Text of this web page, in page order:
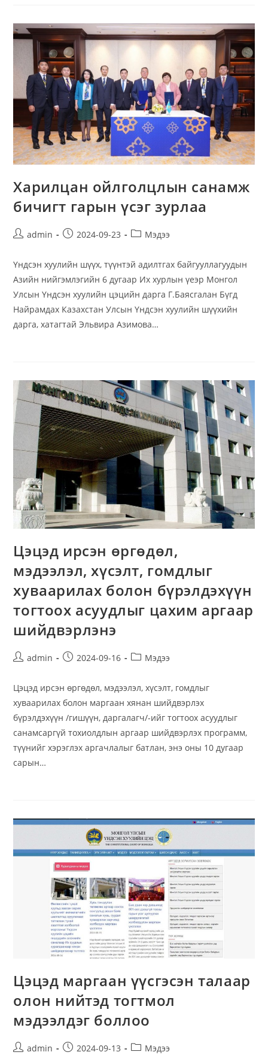
Харилцан ойлголцлын санамж
бичигт гарын үсэг зурлаа
admin 2024-09-23 Мэдээ
Үндсэн хуулийн шүүх, түүнтэй адилтгах байгууллагуудын
Азийн нийгэмлэгийн 6 дугаар Их хурлын үеэр Монгол
Улсын Үндсэн хуулийн цэцийн дарга Г.Баясгалан Бүгд
Найрамдах Казахстан Улсын Үндсэн хуулийн шүүхийн
дарга, хатагтай Эльвира Азимова…
Цэцэд ирсэн өргөдөл,
мэдээлэл, хүсэлт, гомдлыг
хуваарилах болон бүрэлдэхүүн
тогтоох асуудлыг цахим аргаар
шийдвэрлэнэ
admin 2024-09-16 Мэдээ
Цэцэд ирсэн өргөдөл, мэдээлэл, хүсэлт, гомдлыг
хуваарилах болон маргаан хянан шийдвэрлэх
бүрэлдэхүүн /гишүүн, даргалагч/-ийг тогтоох асуудлыг
санамсаргүй тохиолдлын аргаар шийдвэрлэх программ,
түүнийг хэрэглэх аргачлалыг батлан, энэ оны 10 дугаар
сарын…
Цэцэд маргаан үүсгэсэн талаар
олон нийтэд тогтмол
мэдээлдэг боллоо
admin 2024-09-13 Мэдээ